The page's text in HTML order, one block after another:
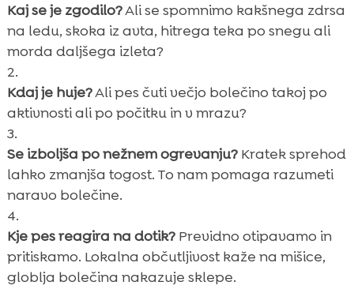
Kaj se je zgodilo?Ali se spomnimo kakšnega zdrsa
na ledu, skoka iz avta, hitrega teka po snegu ali
morda daljšega izleta?
Kdaj je huje?Ali pes čuti večjo bolečino takoj po
aktivnosti ali po počitku in v mrazu?
Se izboljša po nežnem ogrevanju?Kratek sprehod
lahko zmanjša togost. To nam pomaga razumeti
naravo bolečine.
Kje pes reagira na dotik?Previdno otipavamo in
pritiskamo. Lokalna občutljivost kaže na mišice,
globlja bolečina nakazuje sklepe.